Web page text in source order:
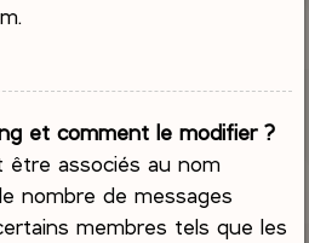
et comment le modifier ?
être associés au nom
nombre de messages
membres tels que les